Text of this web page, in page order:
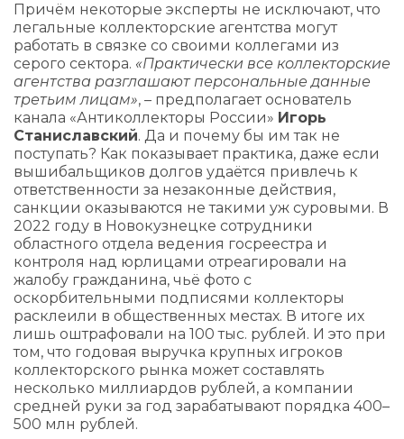
Причём некоторые эксперты не исключают, что
легальные коллекторские агентства могут
работать в связке со своими коллегами из
серого сектора. «Практически все коллекторские
агентства разглашают персональные данные
третьим лицам», – предполагает основатель
канала «Антиколлекторы России» Игорь
Станиславский. Да и почему бы им так не
поступать? Как показывает практика, даже если
вышибальщиков долгов удаётся привлечь к
ответственности за незаконные действия,
санкции оказываются не такими уж суровыми. В
2022 году в Новокузнецке сотрудники
областного отдела ведения госреестра и
контроля над юрлицами отреагировали на
жалобу гражданина, чьё фото с
оскорбительными подписями коллекторы
расклеили в общественных местах. В итоге их
лишь оштрафовали на 100 тыс. рублей. И это при
том, что годовая выручка крупных игроков
коллекторского рынка может составлять
несколько миллиардов рублей, а компании
средней руки за год зарабатывают порядка 400–
500 млн рублей.